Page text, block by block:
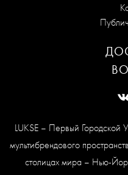
LUKSE – Первый
мультибрендового
столицах мира – Нью-